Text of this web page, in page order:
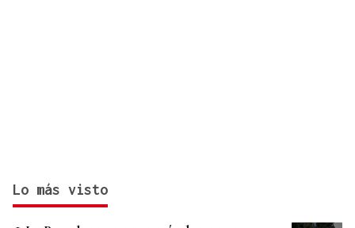
Lo más visto